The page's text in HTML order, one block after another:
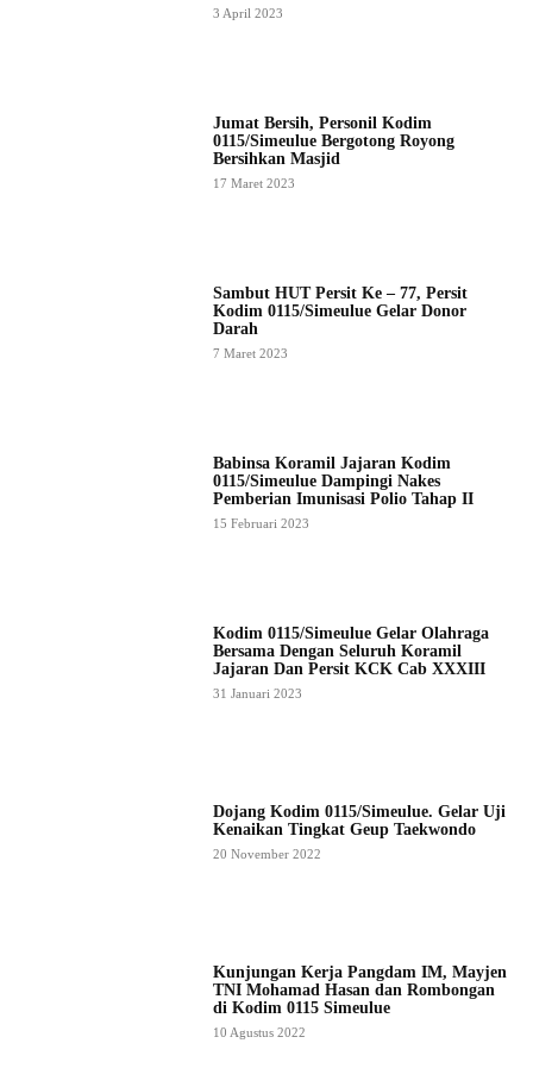
3 April 2023
Jumat Bersih, Personil Kodim
0115/Simeulue Bergotong Royong
Bersihkan Masjid
17 Maret 2023
Sambut HUT Persit Ke – 77, Persit
Kodim 0115/Simeulue Gelar Donor
Darah
7 Maret 2023
Babinsa Koramil Jajaran Kodim
0115/Simeulue Dampingi Nakes
Pemberian Imunisasi Polio Tahap II
15 Februari 2023
Kodim 0115/Simeulue Gelar Olahraga
Bersama Dengan Seluruh Koramil
Jajaran Dan Persit KCK Cab XXXIII
31 Januari 2023
Dojang Kodim 0115/Simeulue. Gelar Uji
Kenaikan Tingkat Geup Taekwondo
20 November 2022
Kunjungan Kerja Pangdam IM, Mayjen
TNI Mohamad Hasan dan Rombongan
di Kodim 0115 Simeulue
10 Agustus 2022